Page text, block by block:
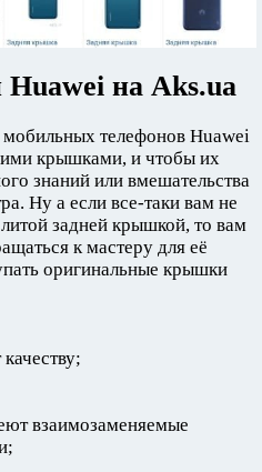
на Aks.ua
телефонов Huawei
крышками, и чтобы их
знаний или вмешательства
Ну а если все-таки вам не
задней крышкой, то вам
к мастеру для её
оригинальные крышки
взаимозаменяемые